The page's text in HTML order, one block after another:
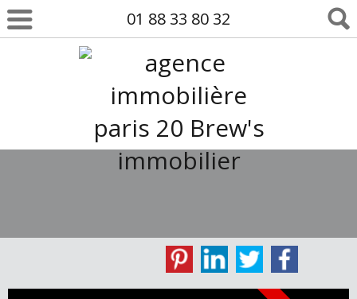
01 88 33 80 32